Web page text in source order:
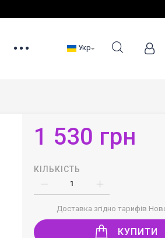
Укр
1 530 грн
КІЛЬКІСТЬ
Доставка згідно тарифів
КУПИТИ